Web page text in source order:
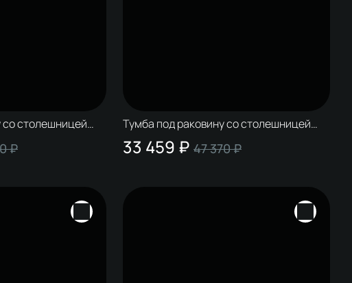
со столешницей
белая, матовая
₽
Тумба под раковину со столешницей
STWORKI Колдинг 80 белая, сатиновая
светло-серая
33 459 ₽ 47 370 ₽